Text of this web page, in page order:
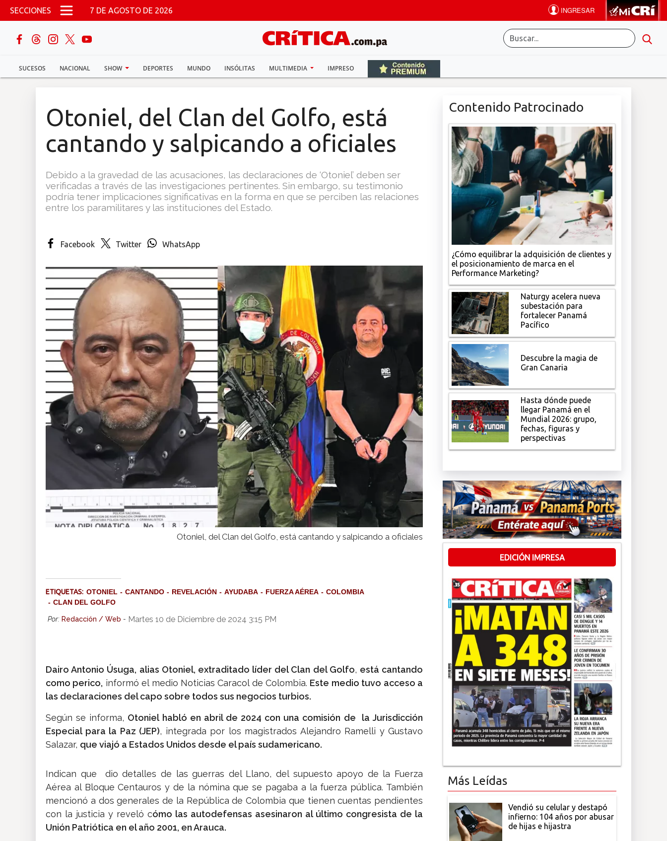
Pasar al contenido principal
SECCIONES 7 DE AGOSTO DE 2026
SUCESOS NACIONAL SHOW DEPORTES MUNDO INSÓLITAS MULTIMEDIA IMPRESO
buscar
Sucesos
Multimedia
Otoniel, del Clan del Golfo, está
cantando y salpicando a oficiales
Debido a la gravedad de las acusaciones, las declaraciones de ‘Otoniel’ deben ser
verificadas a través de las investigaciones pertinentes. Sin embargo, su testimonio
podría tener implicaciones significativas en la forma en que se perciben las relaciones
entre los paramilitares y las instituciones del Estado.
Facebook Twitter WhatsApp
Otoniel, del Clan del Golfo, está cantando y salpicando a oficiales
ETIQUETAS: OTONIEL CANTANDO REVELACIÓN AYUDABA FUERZA AÉREA
COLOMBIA
CLAN DEL GOLFO
Por: Redacción / Web - Martes 10 de Diciembre de 2024 3:15 PM
Dairo Antonio Úsuga, alias Otoniel, extraditado líder del Clan del Golfo, está cantando
como perico, informó el medio Noticias Caracol de Colombia. Este medio tuvo acceso a
las declaraciones del capo sobre todos sus negocios turbios.
Según se informa, Otoniel habló en abril de 2024 con una comisión de
la Jurisdicción
Especial para la Paz (JEP), integrada por los magistrados Alejandro Ramelli y Gustavo
Salazar, que viajó a Estados Unidos desde el país sudamericano.
Indican que dio detalles de las guerras del Llano, del supuesto apoyo de la Fuerza
Aérea al Bloque Centauros y de la nómina que se pagaba a la fuerza pública. También
mencionó a dos generales de la República de Colombia que tienen cuentas pendientes
con la justicia y reveló cómo las autodefensas asesinaron al último congresista de la
Unión Patriótica en el año 2001, en Arauca.
Contenido Patrocinado
¿Cómo equilibrar la adquisición de clientes y
el posicionamiento de marca en el
Performance Marketing?
Naturgy acelera nueva
subestación para
fortalecer Panamá
Pacífico
Descubre la magia de
Gran Canaria
Hasta dónde puede
llegar Panamá en el
Mundial 2026: grupo,
fechas, figuras y
perspectivas
EDICIÓN IMPRESA
Más Leídas
Vendió su celular y destapó
infierno: 104 años por abusar
de hijas e hijastra